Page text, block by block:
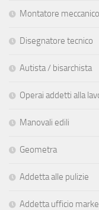
Montatore meccanico
Disegnatore tecnico
Autista / bisarchista
Operai addetti alla
Manovali edili
Geometra
Addetta alle pulizie
Addetta ufficio